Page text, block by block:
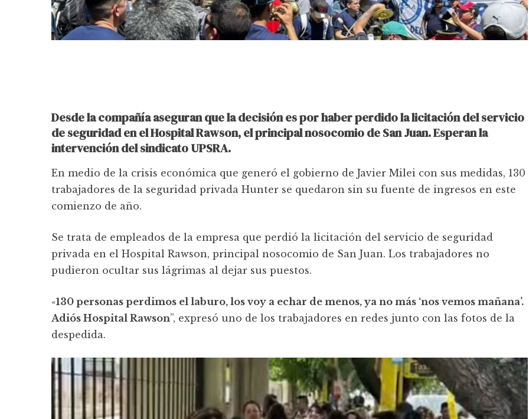
Desde la compañía aseguran que la decisión es por haber perdido la licitación del servicio
de seguridad en el Hospital Rawson, el principal nosocomio de San Juan. Esperan la
intervención del sindicato UPSRA.
En medio de la crisis económica que generó el gobierno de Javier Milei con sus medidas, 130
trabajadores de la seguridad privada Hunter se quedaron sin su fuente de ingresos en este
comienzo de año.
Se trata de empleados de la empresa que perdió la licitación del servicio de seguridad
privada en el Hospital Rawson, principal nosocomio de San Juan. Los trabajadores no
pudieron ocultar sus lágrimas al dejar sus puestos.
«130 personas perdimos el laburo, los voy a echar de menos, ya no más ‘nos vemos mañana’.
Adiós Hospital Rawson”, expresó uno de los trabajadores en redes junto con las fotos de la
despedida.